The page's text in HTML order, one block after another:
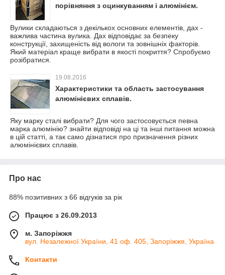
порівняння з оцинкуванням і алюмінієм.
Вулики складаються з декількох основних елементів, дах -
важлива частина вулика. Дах відповідає за безпеку
конструкції, захищеність від вологи та зовнішніх факторів.
Який матеріал краще вибрати в якості покриття? Спробуємо
розібратися.
19.08.2016
Характеристики та область застосування
алюмінієвих сплавів.
Яку марку сталі вибрати? Для чого застосовується певна
марка алюмінію? знайти відповіді на ці та інші питання можна
в цій статті, а так само дізнатися про призначення різних
алюмінієвих сплавів.
Про нас
88% позитивних з 66 відгуків за рік
Працює з 26.09.2013
м. Запоріжжя
вул. Незалежної України, 41 оф. 405, Запоріжжя, Україна
Контакти